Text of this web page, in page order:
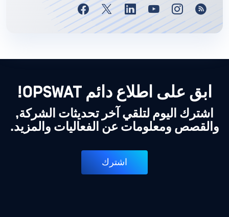
ابق على اطلاع دائم OPSWAT!
اشترك اليوم لتلقي آخر تحديثات الشركة,
والقصص ومعلومات عن الفعاليات والمزيد.
اشترك